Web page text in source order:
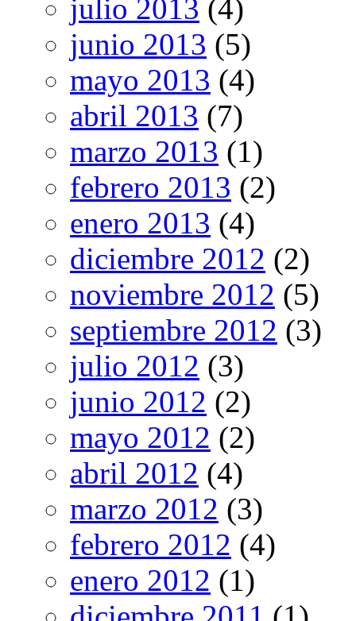
julio 2013 (4)
junio 2013 (5)
mayo 2013 (4)
abril 2013 (7)
marzo 2013 (1)
febrero 2013 (2)
enero 2013 (4)
diciembre 2012 (2)
noviembre 2012 (5)
septiembre 2012 (3)
julio 2012 (3)
junio 2012 (2)
mayo 2012 (2)
abril 2012 (4)
marzo 2012 (3)
febrero 2012 (4)
enero 2012 (1)